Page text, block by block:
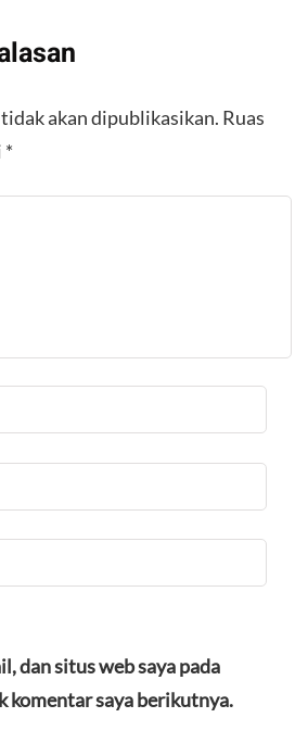
akan dipublikasikan. Ruas
*
dan situs web saya pada
komentar saya berikutnya.